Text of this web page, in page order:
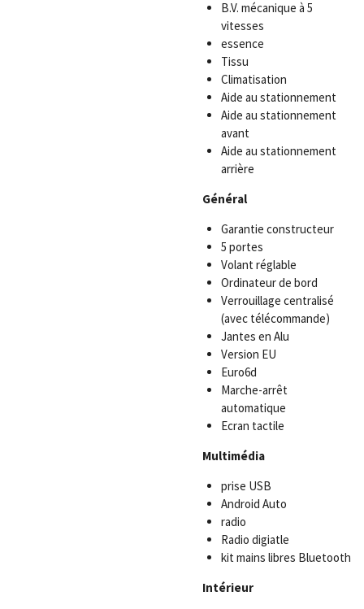
B.V. mécanique à 5
vitesses
essence
Tissu
Climatisation
Aide au stationnement
Aide au stationnement
avant
Aide au stationnement
arrière
Général
Garantie constructeur
5 portes
Volant réglable
Ordinateur de bord
Verrouillage centralisé
(avec télécommande)
Jantes en Alu
Version EU
Euro6d
Marche-arrêt
automatique
Ecran tactile
Multimédia
prise USB
Android Auto
radio
Radio digiatle
kit mains libres Bluetooth
Intérieur